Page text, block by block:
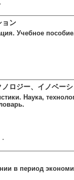
ョン
Учебное
ロジー、イノベー
Наука,
в период